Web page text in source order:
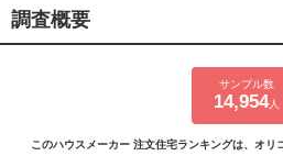
調査概要
サンプル数
14,954人
このハウスメーカー 注文住宅ランキングは、オリ